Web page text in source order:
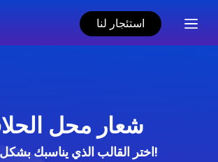
استئجار لنا
شعار محل
اختر القالب الذي يناسبك بشكل أفضل!